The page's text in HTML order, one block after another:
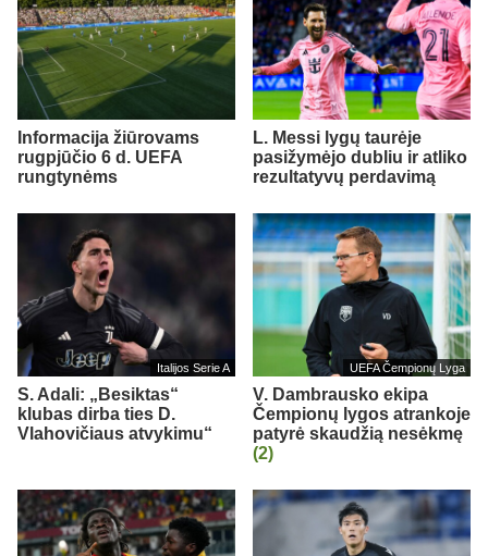
Informacija žiūrovams
rugpjūčio 6 d. UEFA
rungtynėms
L. Messi lygų taurėje
pasižymėjo dubliu ir atliko
rezultatyvų perdavimą
Italijos Serie A
S. Adali: „Besiktas“
klubas dirba ties D.
Vlahovičiaus atvykimu“
UEFA Čempionų Lyga
V. Dambrausko ekipa
Čempionų lygos atrankoje
patyrė skaudžią nesėkmę
(2)